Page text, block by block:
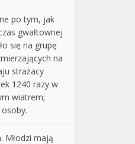
po tym, jak
gwałtownej
się na grupę
na
strażacy
1240 razy w
wiatrem;
osoby.
Młodzi mają